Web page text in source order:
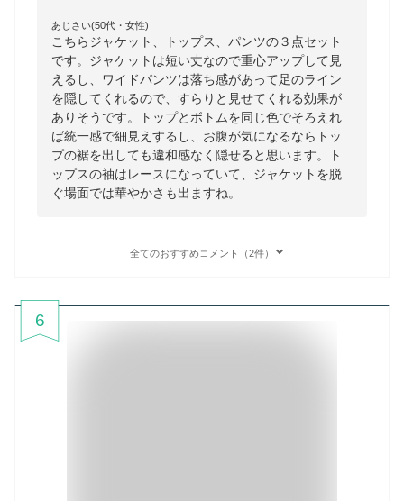
あじさい(50代・女性)
こちらジャケット、トップス、パンツの３点セット
です。ジャケットは短い丈なので重心アップして見
えるし、ワイドパンツは落ち感があって足のライン
を隠してくれるので、すらりと見せてくれる効果が
ありそうです。トップとボトムを同じ色でそろえれ
ば統一感で細見えするし、お腹が気になるならトッ
プの裾を出しても違和感なく隠せると思います。ト
ップスの袖はレースになっていて、ジャケットを脱
ぐ場面では華やかさも出ますね。
全てのおすすめコメント（2件）
6